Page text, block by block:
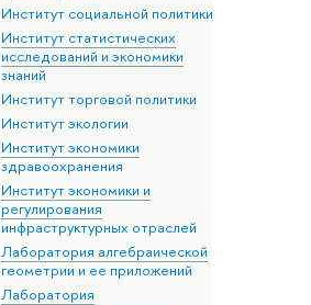
Институт социальной политики
Институт статистических
исследований и экономики
знаний
Институт торговой политики
Институт экологии
Институт экономики
здравоохранения
Институт экономики и
регулирования
инфраструктурных отраслей
Лаборатория алгебраической
геометрии и ее приложений
Лаборатория